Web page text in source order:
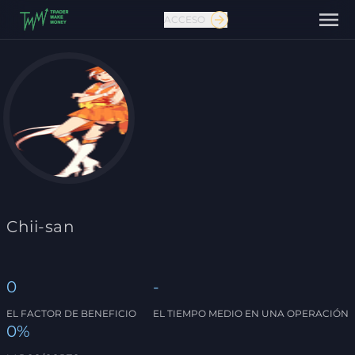
Contáctanos
ACCESO
Chii-san
0
EL FACTOR DE BENEFICIO
-
EL TIEMPO MEDIO EN UNA OPERACIÓN
0%